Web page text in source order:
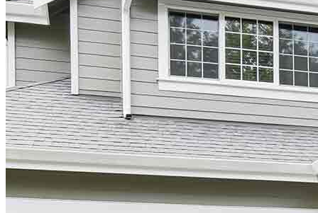
Solicitar ahora
Comprar una casa